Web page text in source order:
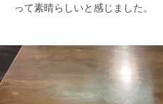
って素晴らしいと感じました。